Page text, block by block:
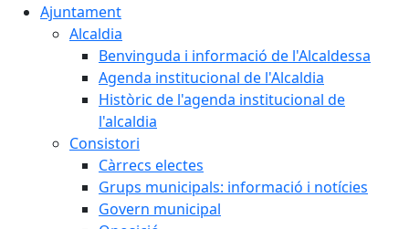
Ajuntament
Alcaldia
Benvinguda i informació de l'Alcaldessa
Agenda institucional de l'Alcaldia
Històric de l'agenda institucional de
l'alcaldia
Consistori
Càrrecs electes
Grups municipals: informació i notícies
Govern municipal